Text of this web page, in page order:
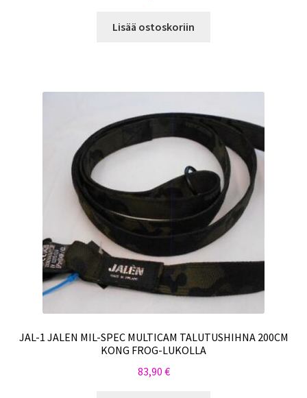
Lisää ostoskoriin
JAL-1 JALEN MIL-SPEC MULTICAM TALUTUSHIHNA 200CM
KONG FROG-LUKOLLA
83,90 €